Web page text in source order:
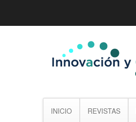
INICIO REVISTAS